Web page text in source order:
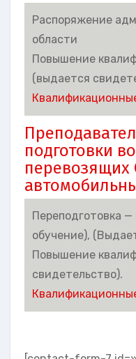
Распоряжение
области
Повышение
(выдается
подготовки
перевозящих
Переподготовка —
обучение),
Повышение
свидетельство).